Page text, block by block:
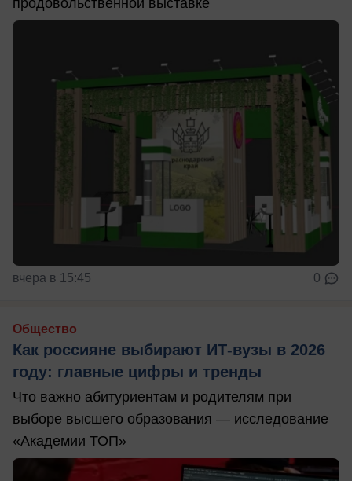
продовольственной выставке
вчера в 15:45 0
Общество
Как россияне выбирают ИТ-вузы в 2026
году: главные цифры и тренды
Что важно абитуриентам и родителям при
выборе высшего образования — исследование
«Академии ТОП»